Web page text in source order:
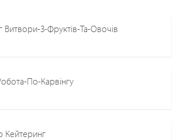
Витвори-З-Фруктів-Та-Овочів
По-Карвінгу
Кейтеринг